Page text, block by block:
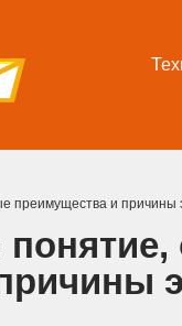
преимущества и